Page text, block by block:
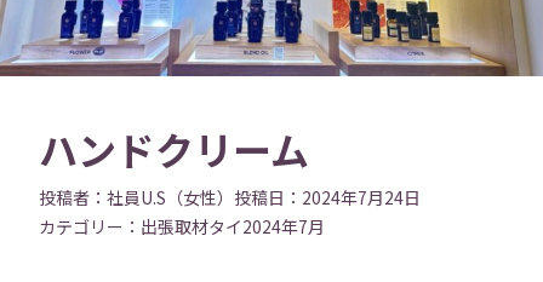
ハンドクリーム
投稿者： 社員U.S（女性） 投稿日： 2024年7月24日
カテゴリー： 出張取材タイ2024年7月